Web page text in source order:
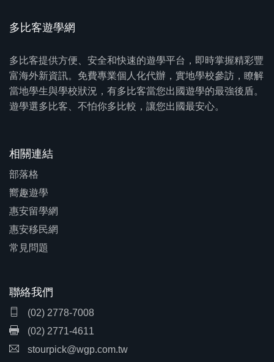
多比客遊學網
多比客提供方便、安全和快速的遊學平台，即時掌握精彩豐
富海外新資訊。免費專業個人化代辦，實地學校參訪，瞭解
當地學生與學校狀況，有多比客當您出國遊學的最強後盾。
遊學選多比客、不怕你多比較，讓您出國最安心。
相關連結
部落格
嚮趣遊學
惠安留學網
惠安移民網
常見問題
聯絡我們
(02) 2778-7008
(02) 2771-4611
stourpick@wgp.com.tw